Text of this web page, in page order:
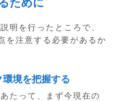
明を行ったところで、
を注意する必要があるか
境を把握する
たって、まず今現在の